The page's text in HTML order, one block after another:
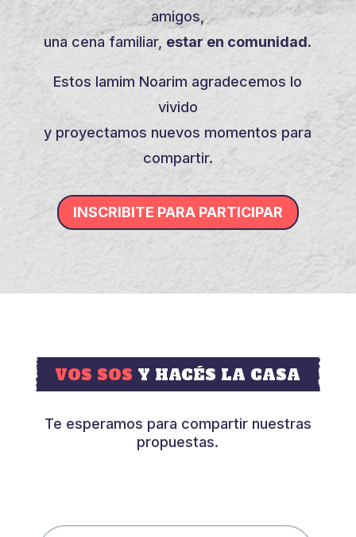
amigos,
una cena familiar, estar en comunidad.
Estos Iamim Noarim agradecemos lo
vivido
y proyectamos nuevos momentos para
compartir.
INSCRIBITE PARA PARTICIPAR
VOS SOS Y HACÉS LA CASA
Te esperamos para compartir nuestras
propuestas.